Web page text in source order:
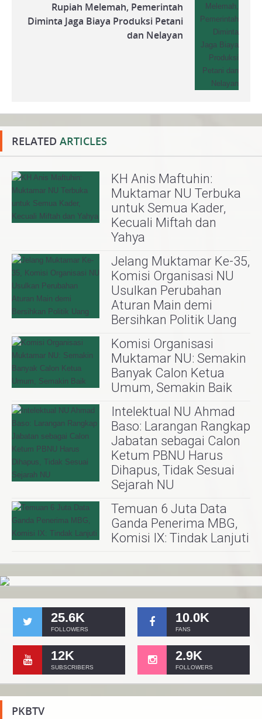
Rupiah Melemah, Pemerintah
Diminta Jaga Biaya Produksi Petani
dan Nelayan
RELATED ARTICLES
KH Anis Maftuhin:
Muktamar NU Terbuka
untuk Semua Kader,
Kecuali Miftah dan
Yahya
Jelang Muktamar Ke-35,
Komisi Organisasi NU
Usulkan Perubahan
Aturan Main demi
Bersihkan Politik Uang
Komisi Organisasi
Muktamar NU: Semakin
Banyak Calon Ketua
Umum, Semakin Baik
Intelektual NU Ahmad
Baso: Larangan Rangkap
Jabatan sebagai Calon
Ketum PBNU Harus
Dihapus, Tidak Sesuai
Sejarah NU
Temuan 6 Juta Data
Ganda Penerima MBG,
Komisi IX: Tindak Lanjuti
25.6K
FOLLOWERS
10.0K
FANS
12K
SUBSCRIBERS
2.9K
FOLLOWERS
PKBTV